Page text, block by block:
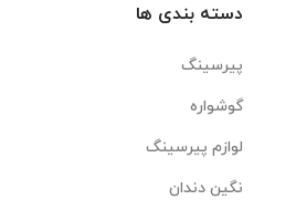
دسته بندی ها
پیرسینگ
گوشواره
لوازم پیرسینگ
نگین دندان